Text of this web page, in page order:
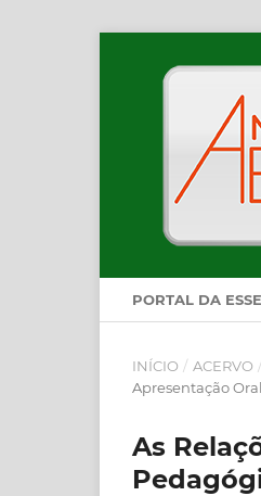
PORTAL DA
INÍCIO / ACERVO /
Apresentação
As